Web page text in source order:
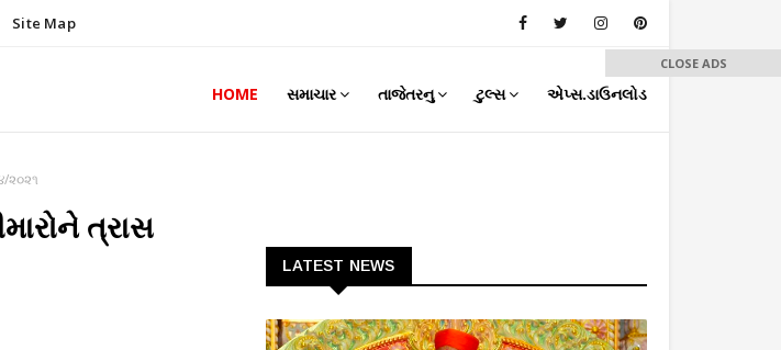
Site Map
HOME સમાચાર તાજેતરનુ ટુલ્સ એપ્સ.ડાઉનલોડ
૨૦૨૧
ત્રાસ
CLOSE ADS
LATEST NEWS